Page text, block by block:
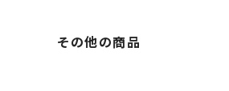
その他の商品